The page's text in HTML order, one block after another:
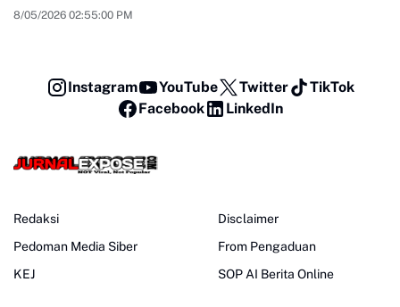
8/05/2026 02:55:00 PM
Instagram YouTube Twitter
TikTok
Facebook
LinkedIn
Redaksi
Pedoman Media Siber
KEJ
Disclaimer
From Pengaduan
SOP AI Berita Online